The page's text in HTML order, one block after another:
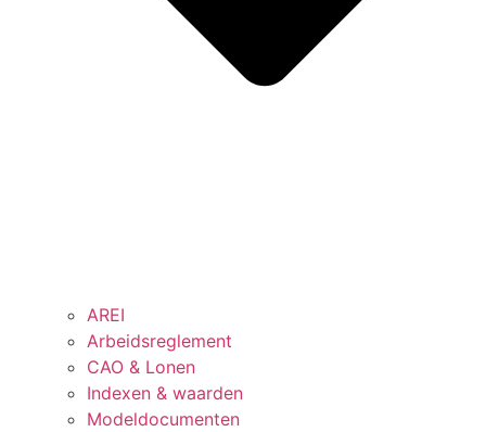
AREI
Arbeidsreglement
CAO & Lonen
Indexen & waarden
Modeldocumenten